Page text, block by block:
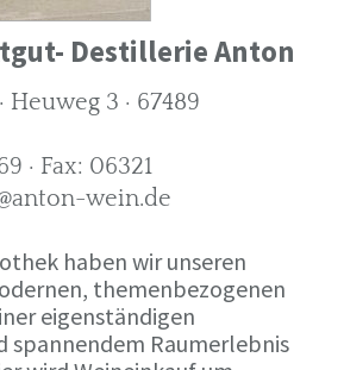
Destillerie Anton
3 · 67489
· Fax: 06321
wein.de
haben wir unseren
themenbezogenen
eigenständigen
spannendem Raumerlebnis